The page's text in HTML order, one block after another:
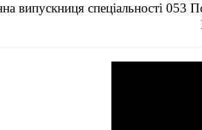
випускниця спеціальності 053